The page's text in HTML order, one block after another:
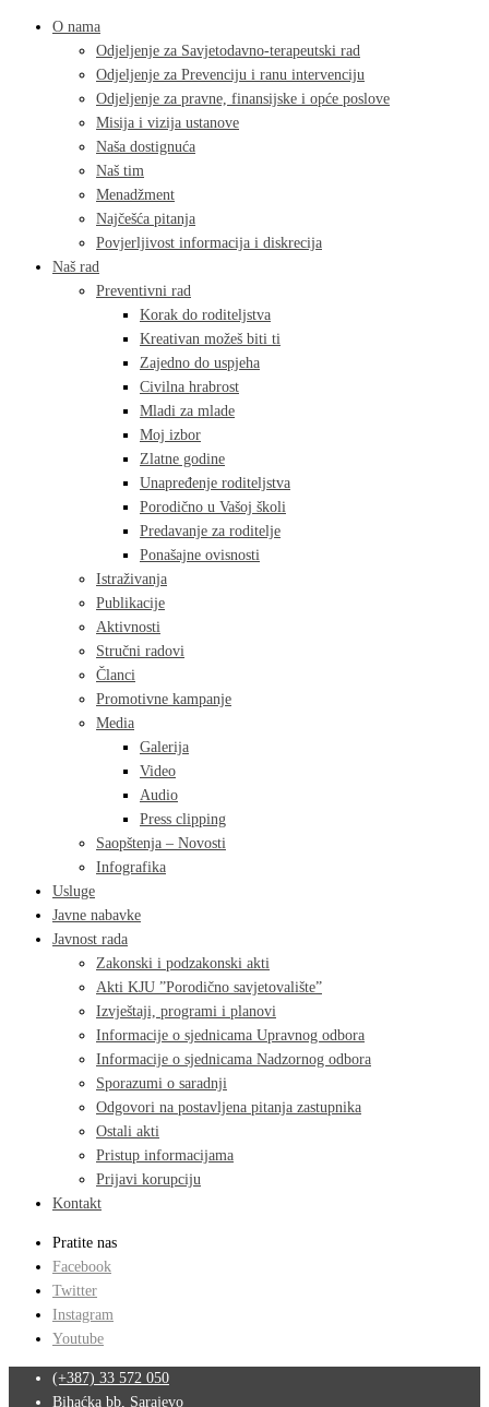
O nama
Odjeljenje za Savjetodavno-terapeutski rad
Odjeljenje za Prevenciju i ranu intervenciju
Odjeljenje za pravne, finansijske i opće poslove
Misija i vizija ustanove
Naša dostignuća
Naš tim
Menadžment
Najčešća pitanja
Povjerljivost informacija i diskrecija
Naš rad
Preventivni rad
Korak do roditeljstva
Kreativan možeš biti ti
Zajedno do uspjeha
Civilna hrabrost
Mladi za mlade
Moj izbor
Zlatne godine
Unapređenje roditeljstva
Porodično u Vašoj školi
Predavanje za roditelje
Ponašajne ovisnosti
Istraživanja
Publikacije
Aktivnosti
Stručni radovi
Članci
Promotivne kampanje
Media
Galerija
Video
Audio
Press clipping
Saopštenja – Novosti
Infografika
Usluge
Javne nabavke
Javnost rada
Zakonski i podzakonski akti
Akti KJU ”Porodično savjetovalište”
Izvještaji, programi i planovi
Informacije o sjednicama Upravnog odbora
Informacije o sjednicama Nadzornog odbora
Sporazumi o saradnji
Odgovori na postavljena pitanja zastupnika
Ostali akti
Pristup informacijama
Prijavi korupciju
Kontakt
Pratite nas
Facebook
Twitter
Instagram
Youtube
(+387) 33 572 050
Bihaćka bb, Sarajevo